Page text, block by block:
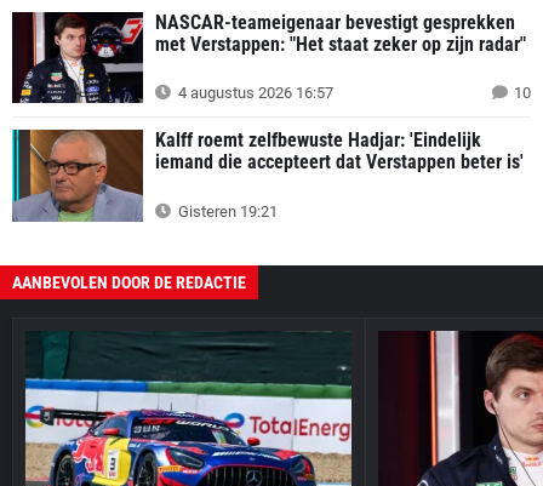
NASCAR-teameigenaar bevestigt gesprekken
met Verstappen: "Het staat zeker op zijn radar"
4 augustus 2026 16:57 10
Kalff roemt zelfbewuste Hadjar: 'Eindelijk
iemand die accepteert dat Verstappen beter is'
Gisteren 19:21
AANBEVOLEN DOOR DE REDACTIE